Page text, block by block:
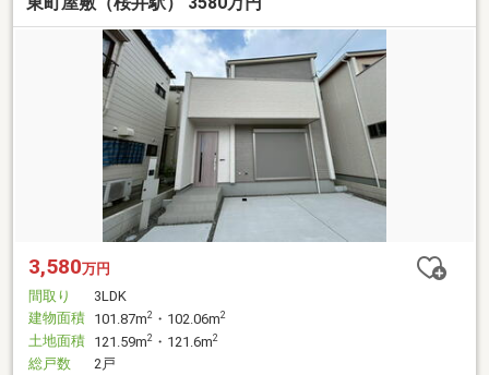
3,580万円
間取り
3LDK
建物面積 101.87m2 ・102.06m2
土地面積 121.59m2 ・121.6m2
総戸数
2戸